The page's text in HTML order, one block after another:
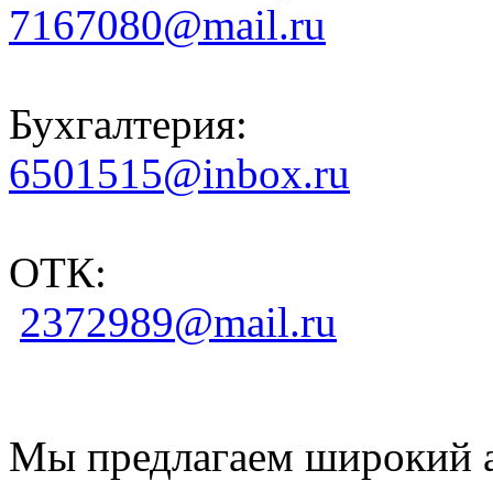
7167080@mail.ru
Бухгалтерия:
6501515@inbox.ru
ОТК:
2372989@mail.ru
Мы предлагаем широкий